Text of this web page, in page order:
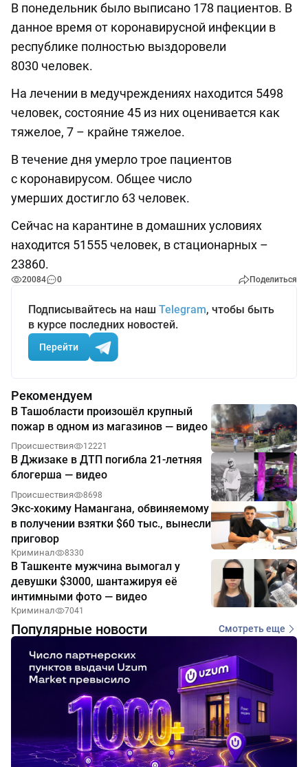
В понедельник было выписано 178 пациентов. В
данное время от коронавирусной инфекции в
республике полностью выздоровели
8030 человек.
На лечении в медучреждениях находится 5498
человек, состояние 45 из них оценивается как
тяжелое, 7 – крайне тяжелое.
В течение дня умерло трое пациентов
с коронавирусом. Общее число
умерших достигло 63 человек.
Сейчас на карантине в домашних условиях
находится 51555 человек, в стационарных –
23860.
20084 0 Поделиться
Подписывайтесь на наш Telegram, чтобы быть
в курсе последних новостей.
Перейти
Рекомендуем
В Ташобласти произошёл крупный
пожар в одном из магазинов — видео
Происшествия 12221
В Джизаке в ДТП погибла 21-летняя
блогерша — видео
Происшествия 8698
Экс-хокиму Намангана, обвиняемому
в получении взятки $60 тыс., вынесли
приговор
Криминал 8330
В Ташкенте мужчина вымогал у
девушки $3000, шантажируя её
интимными фото — видео
Криминал 7041
Популярные новости Смотреть еще